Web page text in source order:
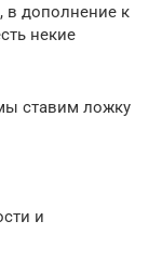
в дополнение к
некие
ставим ложку
и